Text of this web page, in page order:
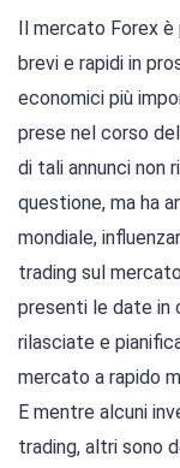
Il mercato Forex
brevi e rapidi in
economici più
prese nel corso
di tali annunci non
questione, ma ha
mondiale,
trading sul
presenti le date in
rilasciate e
mercato a rapido
E mentre alcuni
trading, altri sono